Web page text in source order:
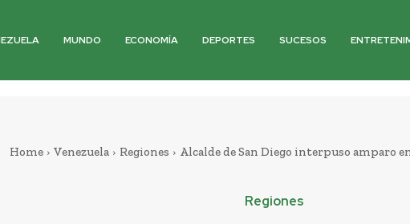
MUNDO ECONOMÍA DEPORTES SUCESOS
Home Venezuela Regiones Alcalde de San Diego interpuso amparo
Regiones